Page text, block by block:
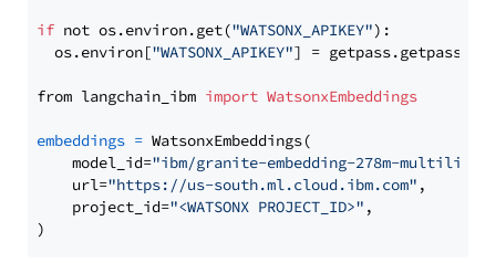
if not os.environ.get("WATSONX_APIKEY"):
  os.environ[
"WATSONX_APIKEY"] = getpass.getpass(
from langchain_ibm import WatsonxEmbeddings
embeddings = WatsonxEmbeddings(
    model_id=
"ibm/granite-embedding-278m-
    url=
"https://us-south.ml.cloud.ibm.com" ,
    project_id=
"<WATSONX PROJECT_ID>" ,